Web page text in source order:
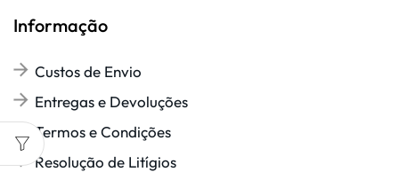
Informação
Custos de Envio
Entregas e Devoluções
Termos e Condições
Resolução de Litígios